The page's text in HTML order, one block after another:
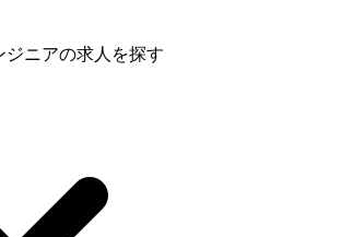
ジニアの求人を探す